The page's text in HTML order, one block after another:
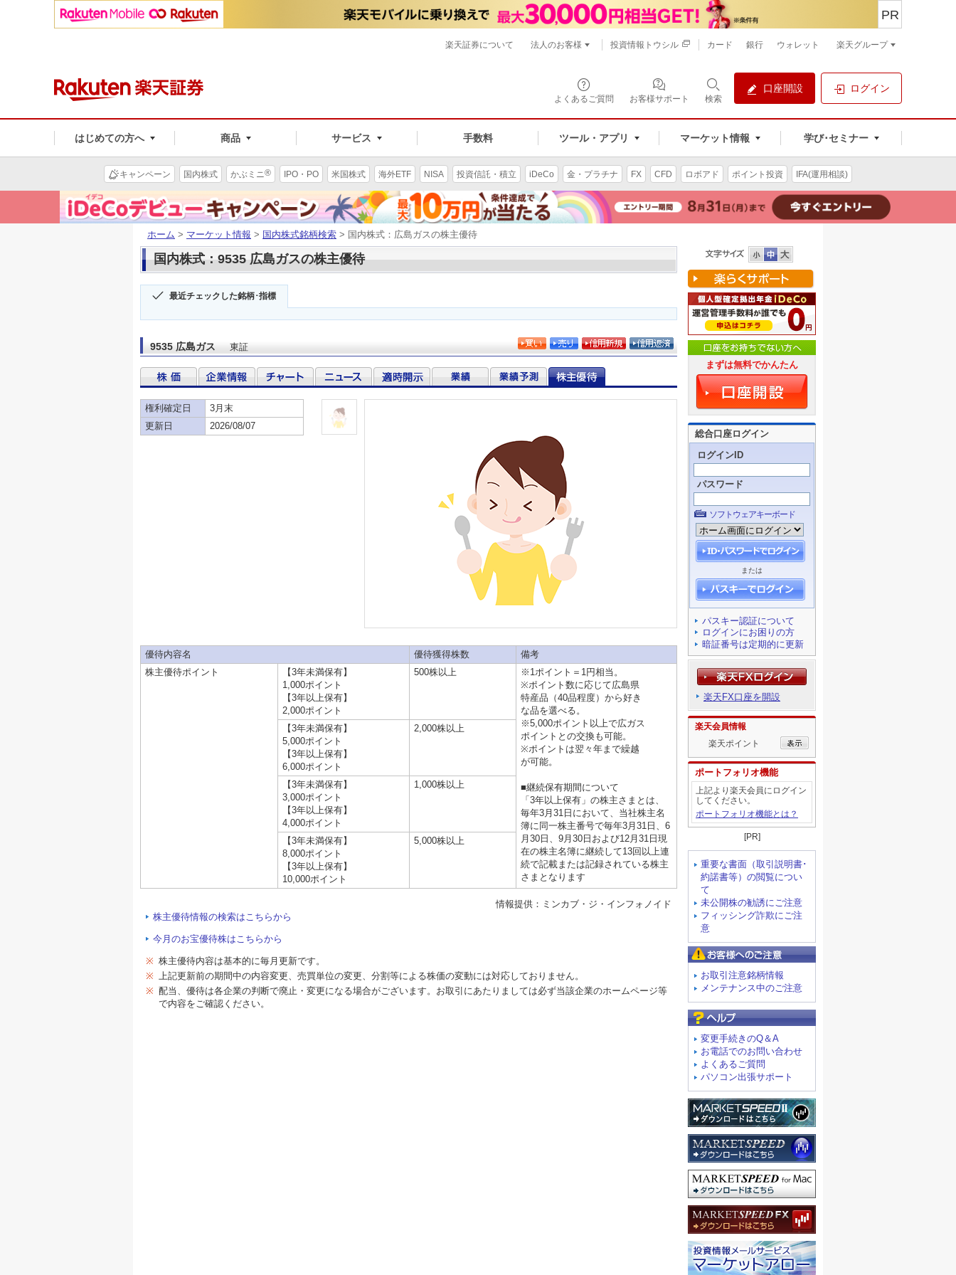
よくあるご質問 お客様サポート 検索
口座開設 ログイン
はじめての方へ 商品 サービス 手数料 ツール・アプリ マーケット情報 学び･セミナー
PR
楽天証券について 法人のお客様 投資情報トウシル カード 銀行 ウォレット 楽天グループ
キャンペーン 国内株式 かぶミニ® IPO・PO 米国株式 海外ETF NISA 投資信託・積立 iDeCo 金・プラチナ FX CFD ロボアド ポイント投資 IFA(運用相談)
ホーム > マーケット情報 > 国内株式銘柄検索 > 国内株式：広島ガスの株主優待
国内株式：9535 広島ガスの株主優待
最近チェックした銘柄･指標
9535 広島ガス 東証
権利確定日
3月末
更新日
2026/08/07
優待内容名 優待獲得株数
備考
株主優待ポイント
【3年未満保有】
1,000ポイント
【3年以上保有】
2,000ポイント
500株以上
※1ポイント＝1円相当。
※ポイント数に応じて広島県
特産品（40品程度）から好き
な品を選べる。
※5,000ポイント以上で広ガス
ポイントとの交換も可能。
※ポイントは翌々年まで繰越
が可能。
■継続保有期間について
「3年以上保有」の株主さまとは、
毎年3月31日において、当社株主名
簿に同一株主番号で毎年3月31日、6
月30日、9月30日および12月31日現
在の株主名簿に継続して13回以上連
続で記載または記録されている株主
さまとなります
【3年未満保有】
5,000ポイント
【3年以上保有】
6,000ポイント
2,000株以上
【3年未満保有】
3,000ポイント
【3年以上保有】
4,000ポイント
1,000株以上
【3年未満保有】
8,000ポイント
【3年以上保有】
10,000ポイント
5,000株以上
情報提供：ミンカブ・ジ・インフォノイド
株主優待情報の検索はこちらから
今月のお宝優待株はこちらから
※ 株主優待内容は基本的に毎月更新です。
※ 上記更新前の期間中の内容変更、売買単位の変更、分割等による株価の変動には対応しておりません。
※ 配当、優待は各企業の判断で廃止・変更になる場合がございます。お取引にあたりましては必ず当該企業のホームページ等
で内容をご確認ください。
まずは無料でかんたん
総合口座ログイン
ログインID
パスワード
ソフトウェアキーボード
または
パスキー認証について
ログインにお困りの方
暗証番号は定期的に更新
楽天FX口座を開設
楽天会員情報
楽天ポイント
ポートフォリオ機能
上記より楽天会員にログイン
してください。
ポートフォリオ機能とは？
[PR]
重要な書面（取引説明書･
約諾書等）の閲覧につい
て
未公開株の勧誘にご注意
フィッシング詐欺にご注
意
お取引注意銘柄情報
メンテナンス中のご注意
変更手続きのQ＆A
お電話でのお問い合わせ
よくあるご質問
パソコン出張サポート